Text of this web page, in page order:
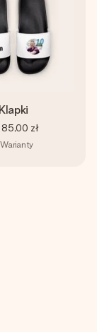
która naprawdę
miłości na
Klapki
85,00 zł
Warianty